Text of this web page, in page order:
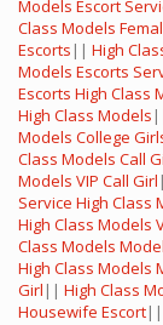
Models Escort
Class Models
Escorts || High
Models Escorts
Escorts High Class
High Class Models
Models College
Class Models Call
Models VIP Call Girl
Service High Class
High Class Models
Class Models
High Class Models
Girl || High Class
Housewife Escort||